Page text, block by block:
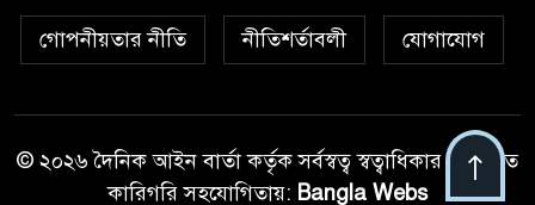
২০ আগস্ট রাষ্ট্রপতি নির্বাচন,
১০
গোপনীয়তার নীতি নীতিশর্তাবলী যোগাযোগ
© ২০২৬ দৈনিক আইন বার্তা কর্তৃক সর্বস্বত্ব স্বত্বাধিকার সংরক্ষিত
কারিগরি সহযোগিতায়: Bangla Webs